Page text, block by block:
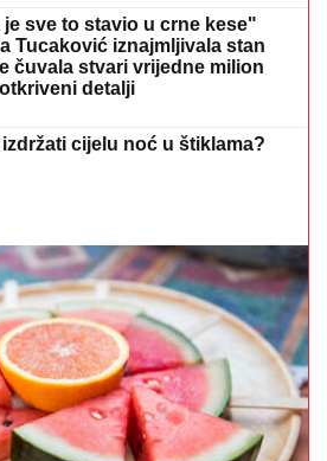
je sve to stavio u crne kese"
Tucaković iznajmljivala stan
čuvala stvari vrijedne milion
detalji
izdržati cijelu noć u štiklama?